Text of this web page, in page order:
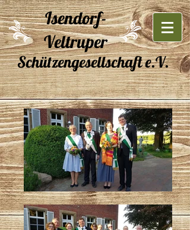
Isendorf-
Veltruper
Schützengesellschaft e.V.